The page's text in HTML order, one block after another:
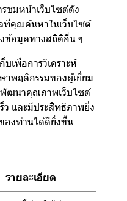
ชมหน้าเว็บไซต์ดัง
ที่คุณค้นหาในเว็บไซต์
งข้อมูลทางสถิติอื่น ๆ
เพื่อการวิเคราะห์
าพฤติกรรมของผู้เยี่ยม
พัฒนาคุณภาพเว็บไซต์
ว และมีประสิทธิภาพยิ่ง
องท่านได้ดียิ่งขึ้น
รายละเอียด